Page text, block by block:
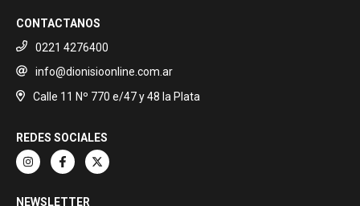
CONTACTANOS
0221 4276400
info@dionisioonline.com.ar
Calle 11 Nº 770 e/47 y 48 la Plata
REDES SOCIALES
NEWSLETTER